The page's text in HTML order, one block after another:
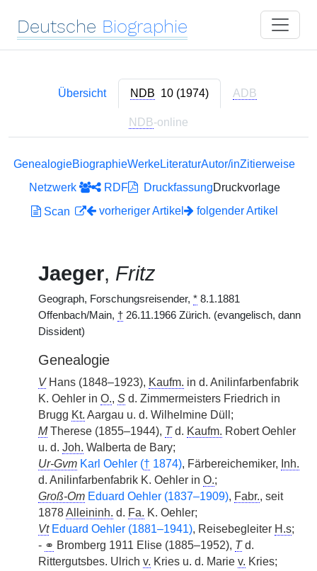
Deutsche Biographie
Übersicht NDB 10 (1974) ADB
NDB-online
GenealogieBiographieWerkeLiteraturAutor/inZitierweise
Netzwerk
RDF DruckfassungDruckvorlage
Scan
vorheriger Artikel folgender Artikel
Jaeger, Fritz
Geograph, Forschungsreisender, * 8.1.1881
Offenbach/Main, † 26.11.1966 Zürich. (evangelisch, dann
Dissident)
Genealogie
VHans (1848–1923), Kaufm. in d. Anilinfarbenfabrik
K. Oehler in O., S d. Zimmermeisters Friedrich in
Brugg Kt. Aargau u. d. Wilhelmine Düll;
MTherese (1855–1944), Td. Kaufm. Robert Oehler
u. d. Joh. Walberta de Bary;
Ur-Gvm Karl Oehler († 1874), Färbereichemiker, Inh.
d. Anilinfarbenfabrik K. Oehler in O.;
Groß-Om Eduard Oehler (1837–1909), Fabr., seit
1878Alleininh. d. Fa. K. Oehler;
Vt Eduard Oehler (1881–1941), Reisebegleiter H.s;
- ⚭ Bromberg 1911 Elise (1885–1952), Td.
Rittergutsbes. Ulrich v. Kries u. d. Marie v. Kries;